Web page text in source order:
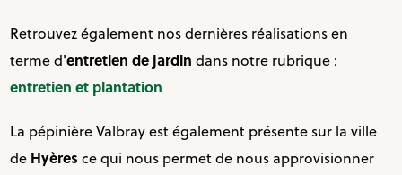
Retrouvez également nos dernières réalisations en
terme d'entretien de jardin dans notre rubrique :
entretien et plantation
La pépinière Valbray est également présente sur la ville
de Hyères ce qui nous permet de nous approvisionner